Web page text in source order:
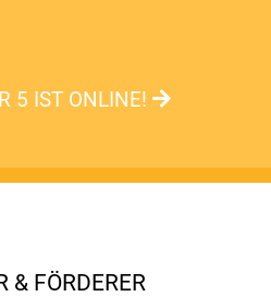
5 IST ONLINE!
& FÖRDERER